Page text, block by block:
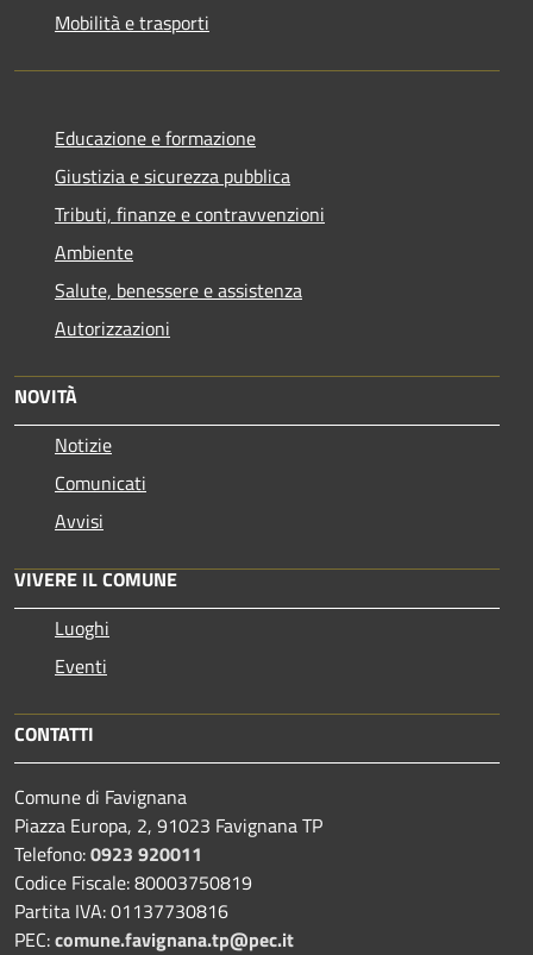
Mobilità e trasporti
Educazione e formazione
Giustizia e sicurezza pubblica
Tributi, finanze e contravvenzioni
Ambiente
Salute, benessere e assistenza
Autorizzazioni
NOVITÀ
Notizie
Comunicati
Avvisi
VIVERE IL COMUNE
Luoghi
Eventi
CONTATTI
Comune di Favignana
Piazza Europa, 2, 91023 Favignana TP
Telefono:0923 920011
Codice Fiscale: 80003750819
Partita IVA: 01137730816
PEC:comune.favignana.tp@pec.it